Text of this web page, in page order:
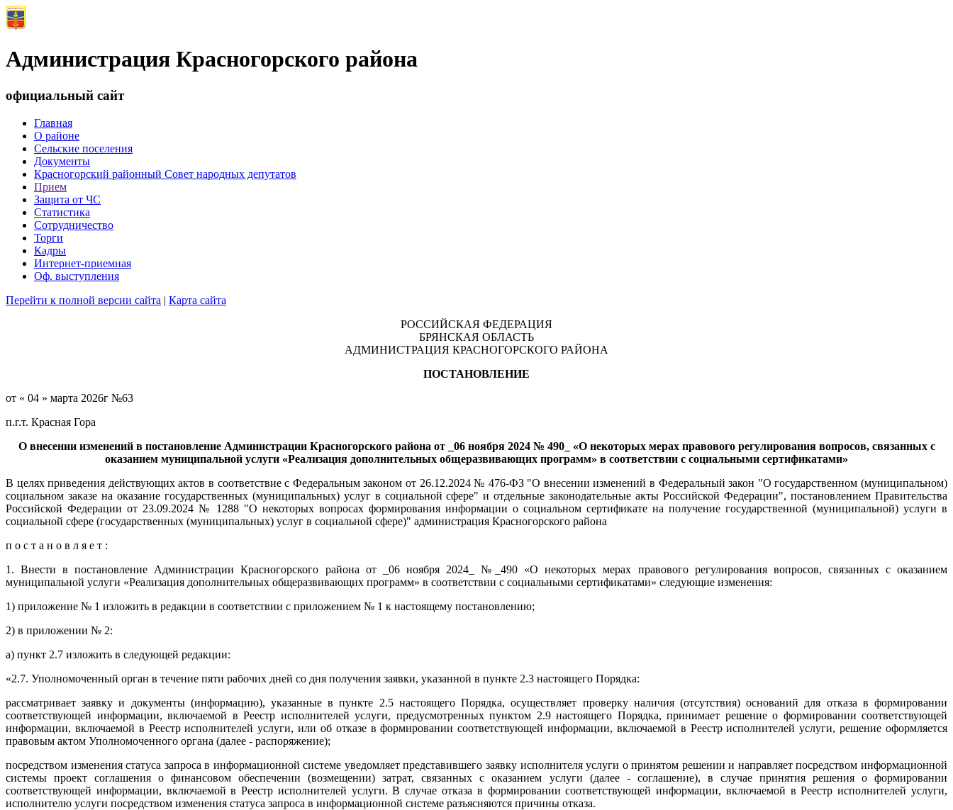
Администрация Красногорского района
официальный сайт
Главная
О районе
Сельские поселения
Документы
Красногорский районный Совет народных депутатов
Прием
Защита от ЧС
Статистика
Сотрудничество
Торги
Кадры
Интернет-приемная
Оф. выступления
Перейти к полной версии сайта | Карта сайта
РОССИЙСКАЯ ФЕДЕРАЦИЯ
БРЯНСКАЯ ОБЛАСТЬ
АДМИНИСТРАЦИЯ КРАСНОГОРСКОГО РАЙОНА
ПОСТАНОВЛЕНИЕ
от « 04 » марта 2026г №63
п.г.т. Красная Гора
О внесении изменений в постановление Администрации Красногорского района от _06 ноября 2024 № 490_ «О некоторых мерах правового регулирования вопросов, связанных с
оказанием муниципальной услуги «Реализация дополнительных общеразвивающих программ» в соответствии с социальными сертификатами»
В целях приведения действующих актов в соответствие с Федеральным законом от 26.12.2024 № 476-ФЗ "О внесении изменений в Федеральный закон "О государственном (муниципальном)
социальном заказе на оказание государственных (муниципальных) услуг в социальной сфере" и отдельные законодательные акты Российской Федерации", постановлением Правительства
Российской Федерации от 23.09.2024 № 1288 "О некоторых вопросах формирования информации о социальном сертификате на получение государственной (муниципальной) услуги в
социальной сфере (государственных (муниципальных) услуг в социальной сфере)" администрация Красногорского района
п о с т а н о в л я е т :
1. Внести в постановление Администрации Красногорского района от _06 ноября 2024_ №_490 «О некоторых мерах правового регулирования вопросов, связанных с оказанием
муниципальной услуги «Реализация дополнительных общеразвивающих программ» в соответствии с социальными сертификатами» следующие изменения:
1) приложение № 1 изложить в редакции в соответствии с приложением № 1 к настоящему постановлению;
2) в приложении № 2:
а) пункт 2.7 изложить в следующей редакции:
«2.7. Уполномоченный орган в течение пяти рабочих дней со дня получения заявки, указанной в пункте 2.3 настоящего Порядка:
рассматривает заявку и документы (информацию), указанные в пункте 2.5 настоящего Порядка, осуществляет проверку наличия (отсутствия) оснований для отказа в формировании
соответствующей информации, включаемой в Реестр исполнителей услуги, предусмотренных пунктом 2.9 настоящего Порядка, принимает решение о формировании соответствующей
информации, включаемой в Реестр исполнителей услуги, или об отказе в формировании соответствующей информации, включаемой в Реестр исполнителей услуги, решение оформляется
правовым актом Уполномоченного органа (далее - распоряжение);
посредством изменения статуса запроса в информационной системе уведомляет представившего заявку исполнителя услуги о принятом решении и направляет посредством информационной
системы проект соглашения о финансовом обеспечении (возмещении) затрат, связанных с оказанием услуги (далее - соглашение), в случае принятия решения о формировании
соответствующей информации, включаемой в Реестр исполнителей услуги. В случае отказа в формировании соответствующей информации, включаемой в Реестр исполнителей услуги,
исполнителю услуги посредством изменения статуса запроса в информационной системе разъясняются причины отказа.